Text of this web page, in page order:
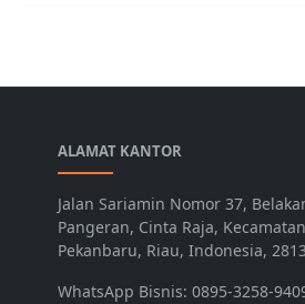
ALAMAT KANTOR
Jalan Sariamin Nomor 37,
Pangeran, Cinta Raja,
Pekanbaru, Riau, Indonesia,
WhatsApp Bisnis: 0895-3258-